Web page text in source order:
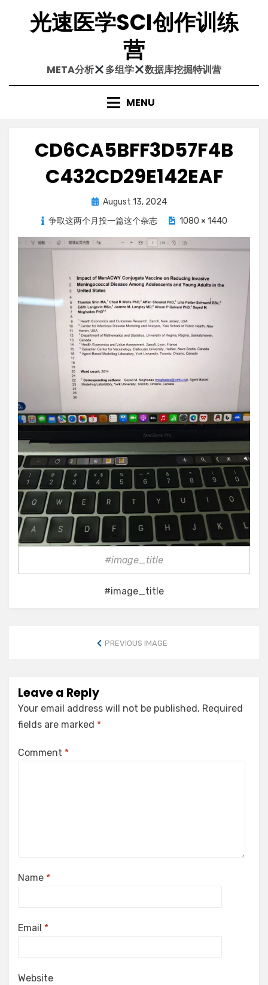
content光速医学SCI创作训练
营
META分析 多组学 数据库挖掘特训营
MENU
CD6CA5BFF3D57F4B
C432CD29E142EAF
Posted
on
August 13, 2024
争取这两个月投一篇这个杂志
1080 × 1440
#image_title
#image_title
PREVIOUS IMAGE
Leave a Reply
Your email address will not be published. Required
fields are marked *
Comment *
Name *
Email *
Website